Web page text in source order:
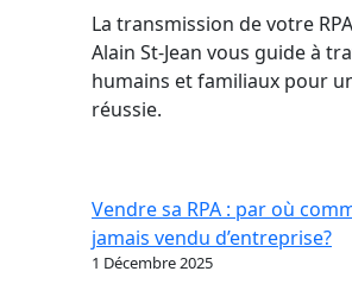
confiance
en
RPA
La transmission de votre
Alain St-Jean vous guide à
humains et familiaux pour
réussie.
Vendre sa RPA : par où
jamais vendu d’entreprise?
1 Décembre 2025